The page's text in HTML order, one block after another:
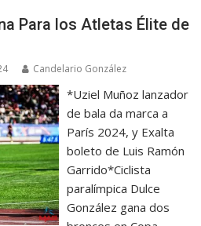
Para los Atletas Élite de
Candelario González
*Uziel Muñoz lanzador
de bala da marca a
París 2024, y Exalta
boleto de Luis Ramón
Garrido*Ciclista
paralímpica Dulce
González gana dos